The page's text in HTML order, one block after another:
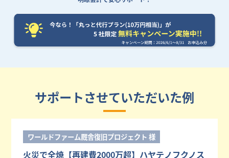
サポートさせていただいた例
ワールドファーム厩舎復旧プロジェクト 様
火災で全焼【再建費2000万超】ハヤテノフクノス